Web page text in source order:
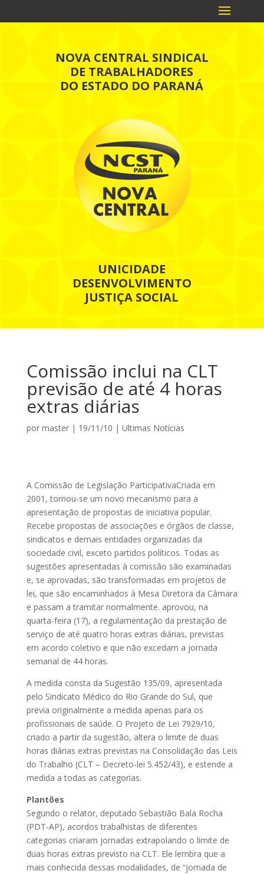
NOVA CENTRAL SINDICAL
DE TRABALHADORES
DO ESTADO DO PARANÁ
UNICIDADE
DESENVOLVIMENTO
JUSTIÇA SOCIAL
Comissão inclui na CLT
previsão de até 4 horas
extras diárias
por master| 19/11/10 | Ultimas Notícias
A Comissão de Legislação ParticipativaCriada em
2001, tornou-se um novo mecanismo para a
apresentação de propostas de iniciativa popular.
Recebe propostas de associações e órgãos de classe,
sindicatos e demais entidades organizadas da
sociedade civil, exceto partidos políticos. Todas as
sugestões apresentadas à comissão são examinadas
e, se aprovadas, são transformadas em projetos de
lei, que são encaminhados à Mesa Diretora da Câmara
e passam a tramitar normalmente. aprovou, na
quarta-feira (17), a regulamentação da prestação de
serviço de até quatro horas extras diárias, previstas
em acordo coletivo e que não excedam a jornada
semanal de 44 horas.
A medida consta da Sugestão 135/09, apresentada
pelo Sindicato Médico do Rio Grande do Sul, que
previa originalmente a medida apenas para os
profissionais de saúde. O Projeto de Lei 7929/10,
criado a partir da sugestão, altera o limite de duas
horas diárias extras previstas na Consolidação das Leis
do Trabalho (CLT – Decreto-lei 5.452/43), e estende a
medida a todas as categorias.
Plantões
Segundo o relator, deputado Sebastião Bala Rocha
(PDT-AP), acordos trabalhistas de diferentes
categorias criaram jornadas extrapolando o limite de
duas horas extras previsto na CLT. Ele lembra que a
mais conhecida dessas modalidades, de “jornada de